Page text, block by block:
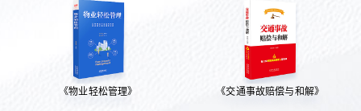
《物业轻松管理》 《交通事故赔偿与和解》